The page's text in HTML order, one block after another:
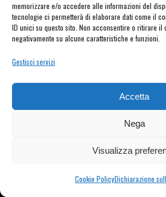
memorizzare e/o accedere alle informazioni del
tecnologie ci permetterà di elaborare dati come il
ID unici su questo sito. Non acconsentire o ritirare il
negativamente su alcune caratteristiche e funzioni.
Gestisci servizi
Accetta
Nega
Visualizza
Cookie PolicyDichiarazione
Copyright © 2026 TDR E-mobility pro srl
PRIVACY POLICY